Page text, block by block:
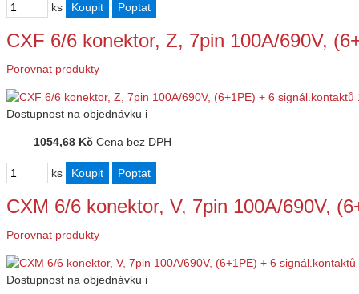
ks
CXF 6/6 konektor, Z, 7pin 100A/690V,
Porovnat produkty
Dostupnost na objednávku i
1054,68 Kč Cena bez DPH
ks
CXM 6/6 konektor, V, 7pin 100A/690V,
Porovnat produkty
Dostupnost na objednávku i